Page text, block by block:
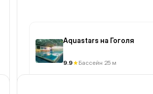
Aquastars на Гоголя
9.9 Бассейн 25 м